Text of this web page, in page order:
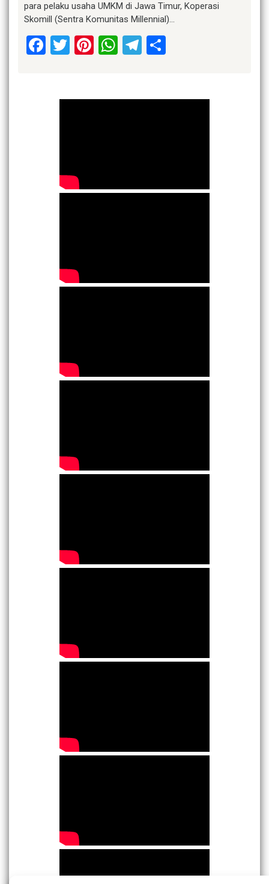
para pelaku usaha UMKM di Jawa Timur, Koperasi
Skomill (Sentra Komunitas Millennial)…
Facebook
Twitter
Pinterest
WhatsApp
Telegram